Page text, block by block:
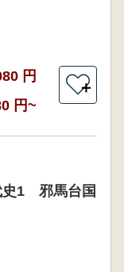
円
円~
＋
史1 邪馬台国